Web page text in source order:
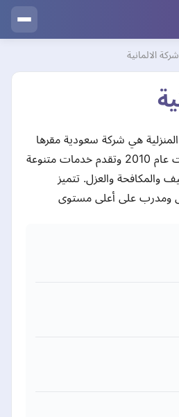
شركة الالمانية
هي شركة سعودية مقرها
في مدينة جازان، تأسست عام 2010 وتقدم خدمات متنوعة
والمكافحة والعزل. تتميز
ومدرب على أعلى مستوى